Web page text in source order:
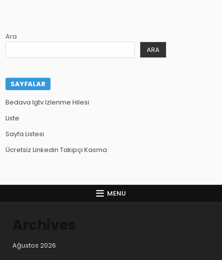
Ara
ARA
SAYFALAR
Bedava Igtv Izlenme Hilesi
Liste
Sayfa Listesi
Ücretsiz Linkedin Takipçi Kasma
MENU
Ağustos 2026